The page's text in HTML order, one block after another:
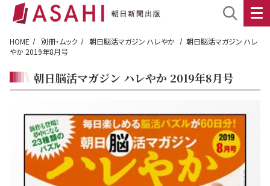
HOME 別冊・ムック 朝日脳活マガジン ハレやか
朝日脳活マガジン ハレ
やか 2019年8月号
朝日脳活マガジン ハレやか 2019年8月号